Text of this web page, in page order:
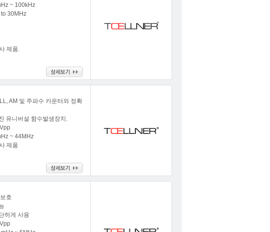
~ 100kHz
30MHz
제품.
AM 및 주파수 카운터와 정확
유니버설 함수발생장치.
~ 44MHz
제품
호
하게 사용